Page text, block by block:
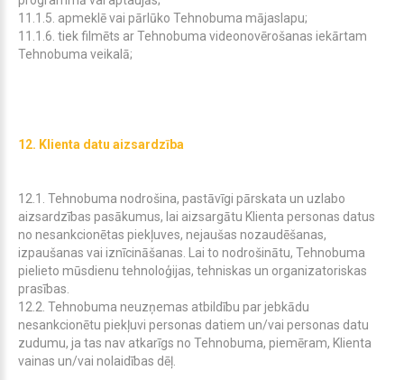
11.1.5. apmeklē vai pārlūko Tehnobuma mājaslapu;
11.1.6. tiek filmēts ar Tehnobuma videonovērošanas iekārtam
Tehnobuma veikal ā;
12. Klienta datu aizsardzība
12.1. Tehnobuma nodrošina, pastāvīgi pārskata un uzlabo
aizsardzības pasākumus, lai aizsargātu Klienta personas datus
no nesankcionētas piekļuves, nejaušas nozaudēšanas,
izpaušanas vai iznīcināšanas. Lai to nodrošinātu, Tehnobuma
pielieto mūsdienu tehnoloģijas, tehniskas un organizatoriskas
prasības.
12.2. Tehnobuma neuzņemas atbildību par jebkādu
nesankcionētu piekļuvi personas datiem un/vai personas datu
zudumu, ja tas nav atkarīgs no Tehnobuma, piemēram, Klienta
vainas un/vai nolaidības dēļ.